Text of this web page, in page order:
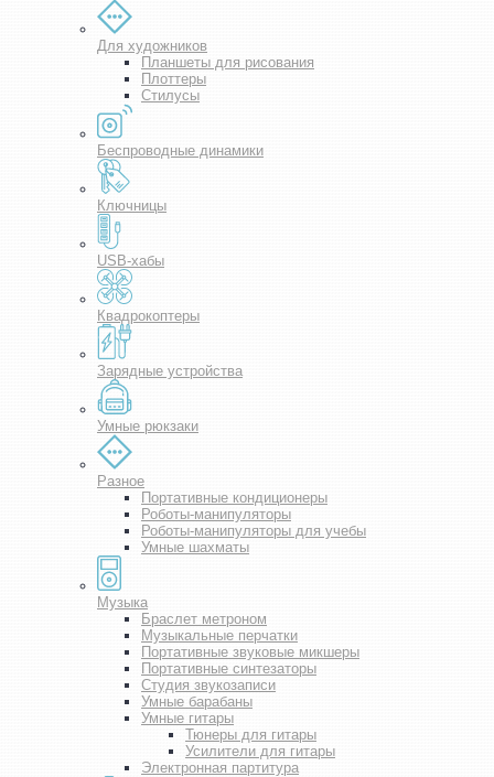
Для художников
Планшеты для рисования
Плоттеры
Стилусы
Беспроводные динамики
Ключницы
USB-хабы
Квадрокоптеры
Зарядные устройства
Умные рюкзаки
Разное
Портативные кондиционеры
Роботы-манипуляторы
Роботы-манипуляторы для учебы
Умные шахматы
Музыка
Браслет метроном
Музыкальные перчатки
Портативные звуковые микшеры
Портативные синтезаторы
Студия звукозаписи
Умные барабаны
Умные гитары
Тюнеры для гитары
Усилители для гитары
Электронная партитура